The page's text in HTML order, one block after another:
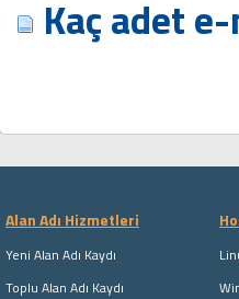
Kaç adet
Alan Adı Hizmetleri
Yeni Alan Adı Kaydı
Toplu Alan Adı Kaydı